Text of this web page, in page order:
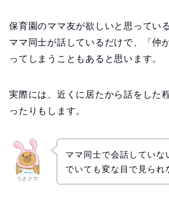
保育園のママ友が欲しいと思ってい
ママ同士が話しているだけで、「仲
ってしまうこともあると思います。
実際には、近くに居たから話をした
ったりもします。
うさクマ
ママ同士で会話していな
でいても変な目で見られ